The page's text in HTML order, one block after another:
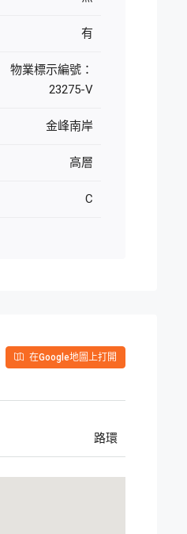
有
物業標示編號：
23275-V
金峰南岸
高層
C
在Google地圖上打開
路環